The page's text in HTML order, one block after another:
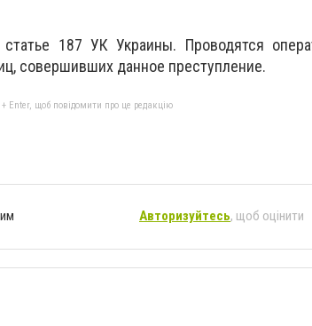
187 УК Украины. Проводятся
совершивших данное преступление.
Enter, щоб повідомити про це редакцію
Авторизуйтесь, щоб оцінити